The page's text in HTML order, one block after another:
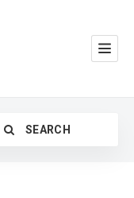
SEARCH